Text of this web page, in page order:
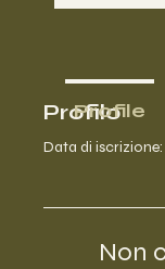
Profilo
Data di iscrizione:
Non
Profile